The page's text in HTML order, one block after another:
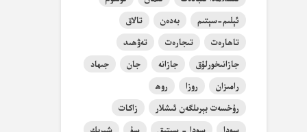
ئېلىم-سېتىم
بەدەن
تالاق
تاھارەت
تىجارەت
تەۋھىد
جازانىخورلۇق
جازانە جان
جىھاد
رامىزان
روزا
روھ
رۇخسەت بېرىلگەن ئىشلار
زاكات
سودا
سودا - سېتىق سۇ
شېرىك